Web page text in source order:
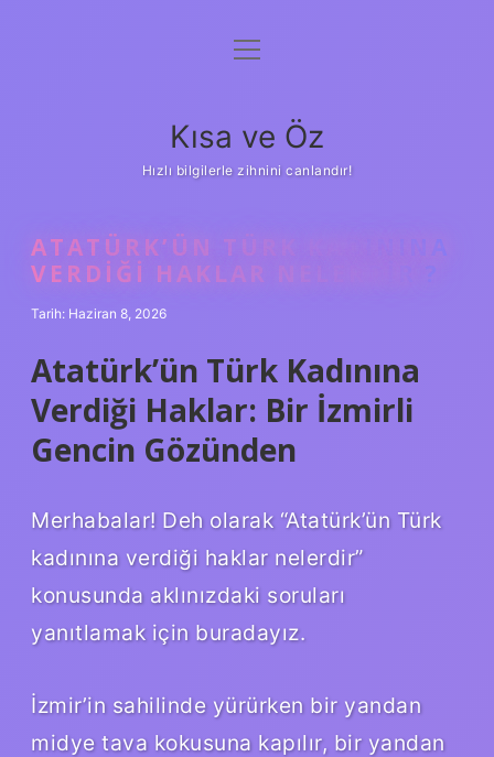
Anasayfa
Yasal Uyarı
menüyü
Kısa ve Öz
Hızlı bilgilerle zihnini canlandır!
ATATÜRK’ÜN TÜRK KADININA
VERDIĞI HAKLAR NELERDIR ?
Tarih: Haziran 8, 2026
Atatürk’ün Türk Kadınına
Verdiği Haklar: Bir İzmirli
Gencin Gözünden
Merhabalar! Deh olarak “Atatürk’ün Türk
kadınına verdiği haklar nelerdir”
konusunda aklınızdaki soruları
yanıtlamak için buradayız.
İzmir’in sahilinde yürürken bir yandan
midye tava kokusuna kapılır, bir yandan